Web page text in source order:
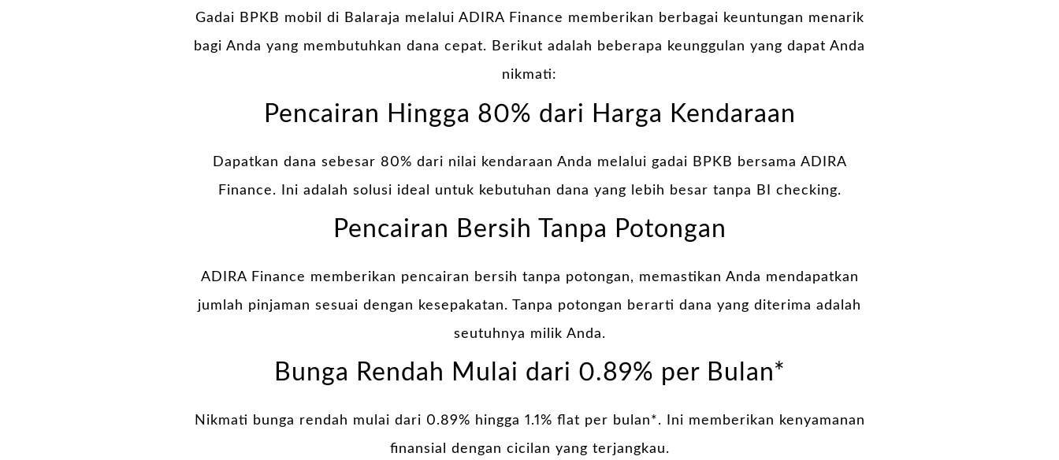
Gadai BPKB mobil di Balaraja melalui ADIRA Finance memberikan berbagai keuntungan menarik
bagi Anda yang membutuhkan dana cepat. Berikut adalah beberapa keunggulan yang dapat Anda
nikmati:
Pencairan Hingga 80% dari Harga Kendaraan
Dapatkan dana sebesar 80% dari nilai kendaraan Anda melalui gadai BPKB bersama ADIRA
Finance. Ini adalah solusi ideal untuk kebutuhan dana yang lebih besar tanpa BI checking.
Pencairan Bersih Tanpa Potongan
ADIRA Finance memberikan pencairan bersih tanpa potongan, memastikan Anda mendapatkan
jumlah pinjaman sesuai dengan kesepakatan. Tanpa potongan berarti dana yang diterima adalah
seutuhnya milik Anda.
Bunga Rendah Mulai dari 0.89% per Bulan*
Nikmati bunga rendah mulai dari 0.89% hingga 1.1% flat per bulan*. Ini memberikan kenyamanan
finansial dengan cicilan yang terjangkau.